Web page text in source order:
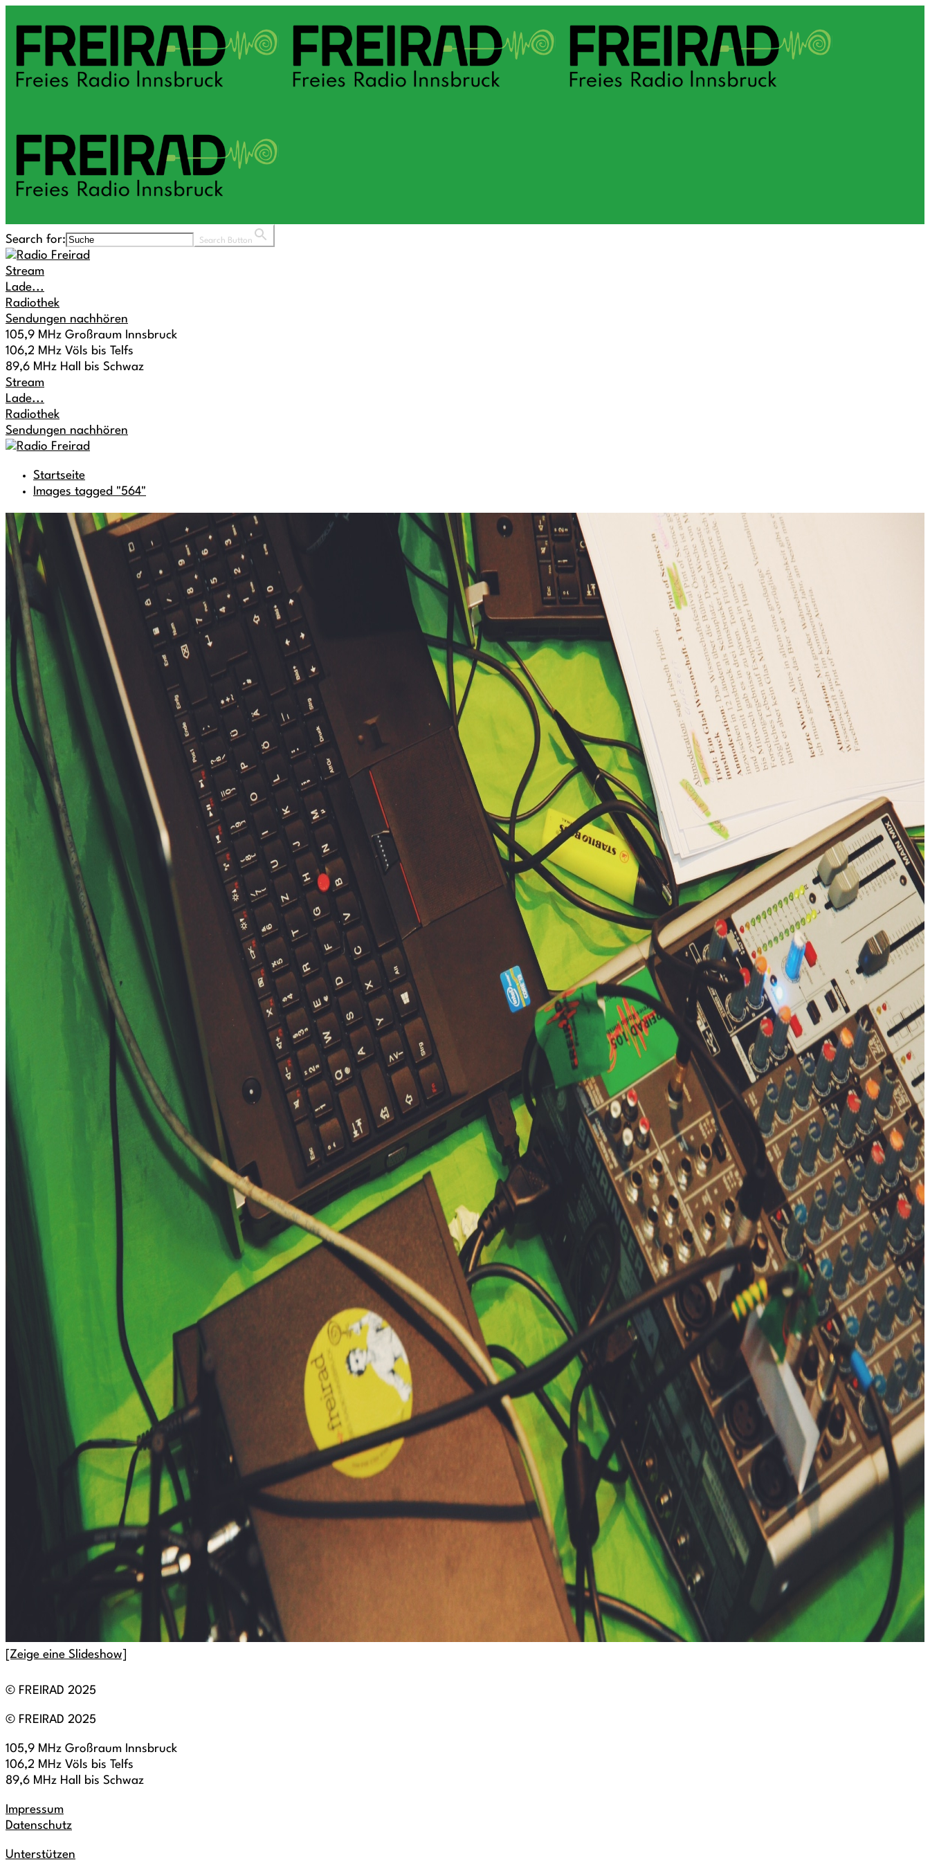
Search for: Search Button
Stream
Lade...
Radiothek
Sendungen nachhören
105,9 MHz Großraum Innsbruck
106,2 MHz Völs bis Telfs
89,6 MHz Hall bis Schwaz
Stream
Lade...
Radiothek
Sendungen nachhören
Startseite
Images tagged "564"
[Zeige eine Slideshow]
© FREIRAD 2025
© FREIRAD 2025
105,9 MHz Großraum Innsbruck
106,2 MHz Völs bis Telfs
89,6 MHz Hall bis Schwaz
Impressum
Datenschutz
Unterstützen